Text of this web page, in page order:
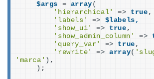
$args = array (
'hierarchical'
=> true ,
'labels'
=>
$labels,
'show_ui'
=> true ,
'show_admin_column'
=>
'query_var'
=> true ,
'rewrite'
=> array(
'marca' ) ,
) ;